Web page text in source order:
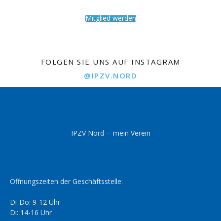
Mitglied werden
FOLGEN SIE UNS AUF INSTAGRAM
@IPZV.NORD
IPZV Nord -- mein Verein
Öffnungszeiten der Geschäftsstelle:
Di-Do: 9-12 Uhr
Di: 14-16 Uhr